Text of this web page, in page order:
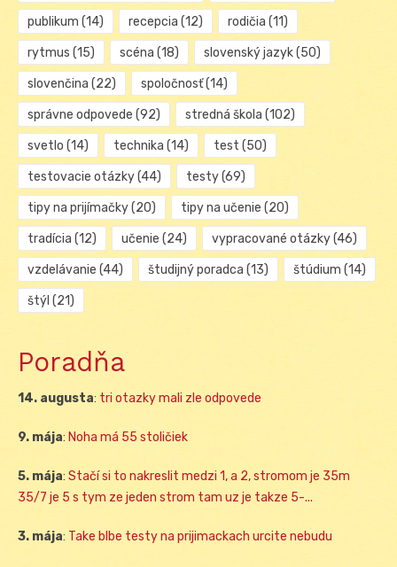
publikum (14) recepcia (12) rodičia (11)
rytmus (15) scéna (18) slovenský jazyk(50)
slovenčina (22) spoločnosť(14)
správne odpovede (92) stredná škola (102)
svetlo (14) technika (14) test (50)
testovacie otázky(44) testy(69)
tipy na prijímačky(20) tipy na učenie (20)
tradícia (12) učenie (24) vypracované otázky(46)
vzdelávanie (44) študijný poradca (13) štúdium (14)
štýl (21)
Poradňa
14. augusta: tri otazky mali zle odpovede
9. mája: Noha má 55 stoličiek
5. mája: Stačí si to nakreslit medzi 1, a 2, stromom je 35m
35/7 je 5 s tym ze jeden strom tam uz je takze 5-...
3. mája: Take blbe testy na prijimackach urcite nebudu